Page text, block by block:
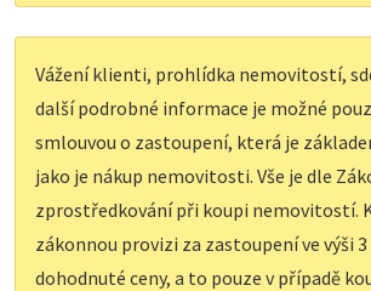
Vážení klienti, prohlídka nemovitostí,
další podrobné informace je možné
smlouvou o zastoupení, která je
jako je nákup nemovitosti. Vše je dle
zprostředkování při koupi nemovitostí.
zákonnou provizi za zastoupení ve výši 3
dohodnuté ceny, a to pouze v případě